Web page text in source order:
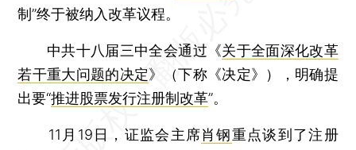
制”终于被纳入改革议程。
中共十八届三中全会通过《关于全面深化改革
若干重大问题的决定》（下称《决定》），明确提
出要“推进股票发行注册制改革”。
11月19日，证监会主席肖钢重点谈到了注册